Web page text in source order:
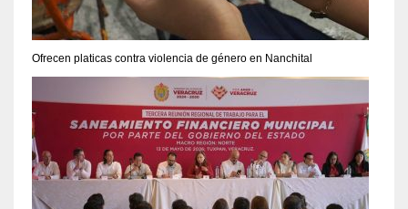
Ofrecen platicas contra violencia de género en Nanchital